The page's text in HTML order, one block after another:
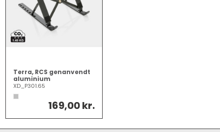
Terra, RCS genanvendt
aluminium
laptop/tablet stand
XD_P301.65
169,00 kr.